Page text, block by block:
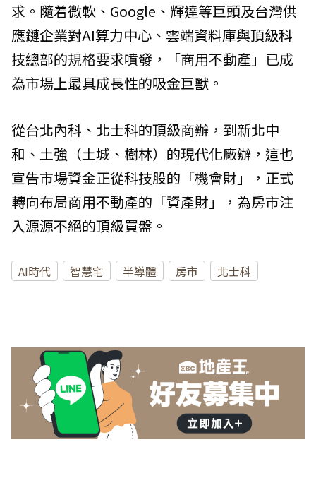
求。隨着微軟、Google、輝達等巨頭及台灣供
應鏈企業對AI算力中心、雲端資料庫與頂級科
技總部的規格要求噴發，「商用不動產」已成
為市場上最具成長性的吸金巨獸。
從台北內科、北士科的頂級商辦，到新北中
和、土強（土城、樹林）的現代化廠辦，這也
宣告市場資金正從科技股的「機會財」，正式
轉向布局商用不動產的「資產財」，為房市注
入源源不絕的頂級買盤。
AI時代 智慧宅 半導體 房市 北士科